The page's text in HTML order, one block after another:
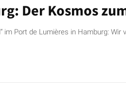
Der Kosmos
im Port de Lumières in Hamburg: Wir